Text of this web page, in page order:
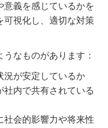
意義を感じているかを
可視化し、適切な対策
なものがあります：​
況が安定しているか
社内で共有されている
社会的影響力や将来性